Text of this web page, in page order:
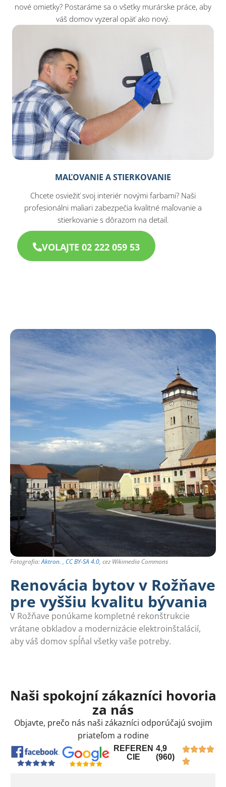
nové omietky? Postaráme sa o všetky murárske práce, aby
váš domov vyzeral opäť ako nový.
MAĽOVANIE A STIERKOVANIE
Chcete osviežiť svoj interiér novými farbami? Naši
profesionálni maliari zabezpečia kvalitné maľovanie a
stierkovanie s dôrazom na detail.
VOLAJTE 02 222 059 53
Fotografia:Aktron. , CC BY-SA 4.0, cez Wikimedia Commons
Renovácia bytov v Rožňave
pre vyššiu kvalitu bývania
V Rožňave ponúkame kompletné rekonštrukcie
vrátane obkladov a modernizácie elektroinštalácií,
aby váš domov spĺňal všetky vaše potreby.
Naši spokojní zákazníci hovoria
za nás
Objavte, prečo nás naši zákazníci odporúčajú svojim
priateľom a rodine
REFEREN
CIE
4,9
(960)